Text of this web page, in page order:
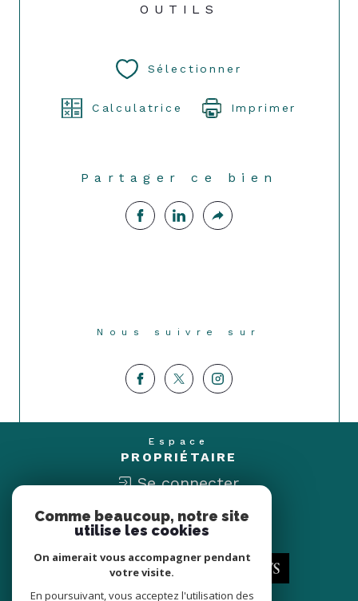
OUTILS
Sélectionner
Calculatrice Imprimer
Partager ce bien
Nous suivre sur
Espace
PROPRIÉTAIRE
Se connecter
Nous
ADHÉRONS
Comme beaucoup, notre site
utilise les cookies
On aimerait vous accompagner pendant
votre visite.
En poursuivant, vous acceptez l'utilisation des